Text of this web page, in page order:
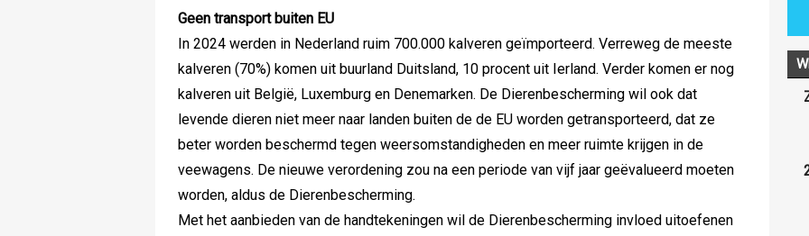
Geen transport buiten EU
In 2024 werden in Nederland ruim 700.000 kalveren geïmporteerd. Verreweg de meeste
kalveren (70%) komen uit buurland Duitsland, 10 procent uit Ierland. Verder komen er nog
kalveren uit België, Luxemburg en Denemarken. De Dierenbescherming wil ook dat
levende dieren niet meer naar landen buiten de de EU worden getransporteerd, dat ze
beter worden beschermd tegen weersomstandigheden en meer ruimte krijgen in de
veewagens. De nieuwe verordening zou na een periode van vijf jaar geëvalueerd moeten
worden, aldus de Dierenbescherming.
Met het aanbieden van de handtekeningen wil de Dierenbescherming invloed uitoefenen